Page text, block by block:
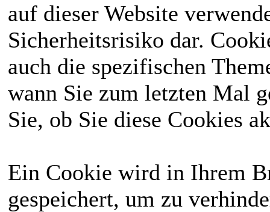
auf dieser Website
Sicherheitsrisiko dar.
auch die spezifischen
wann Sie zum letzten Mal
Sie, ob Sie diese Cookies
Ein Cookie wird in Ihrem
gespeichert, um zu